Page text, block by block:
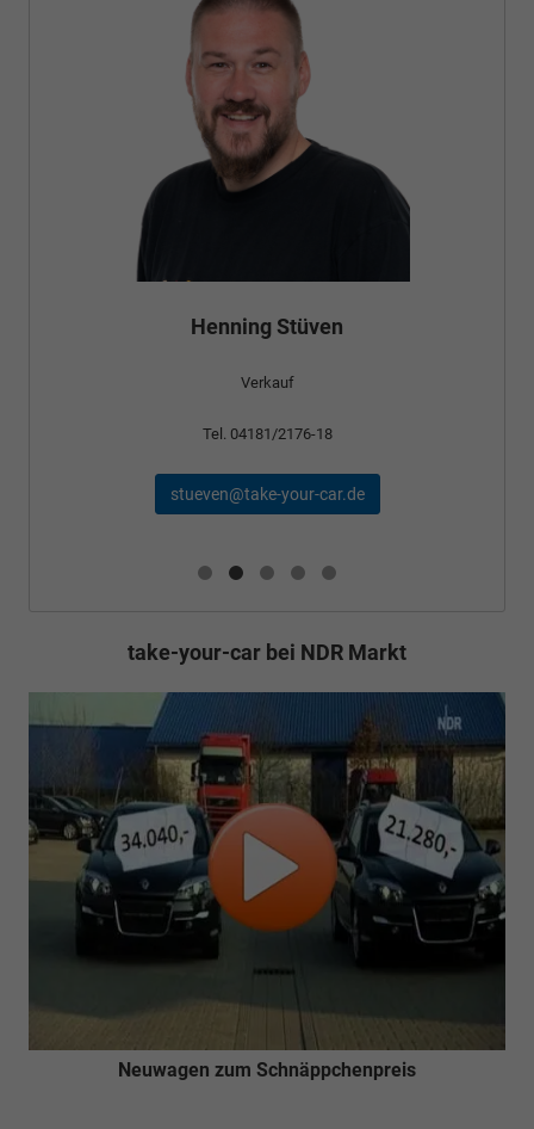
Henning Stüven
Verkauf
Tel. 04181/2176-18
stueven@take-your-car.de
take-your-car bei NDR Markt
Neuwagen zum Schnäppchenpreis